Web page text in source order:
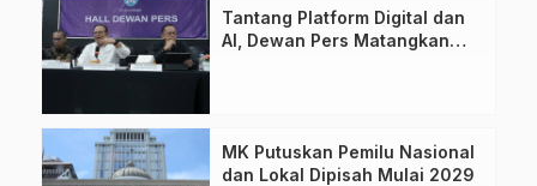
Tantang Platform Digital dan
AI, Dewan Pers Matangkan
MK Putuskan Pemilu Nasional
dan Lokal Dipisah Mulai 2029